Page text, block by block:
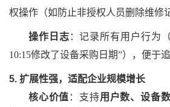
权操作（如防止非授权人员删除维修
操作日志 ：记录所有用户行为
10:15修改了设备采购日期”），便于追
5. 扩展性强，适配企业规模增长
核心价值 ：支持用户数、设备